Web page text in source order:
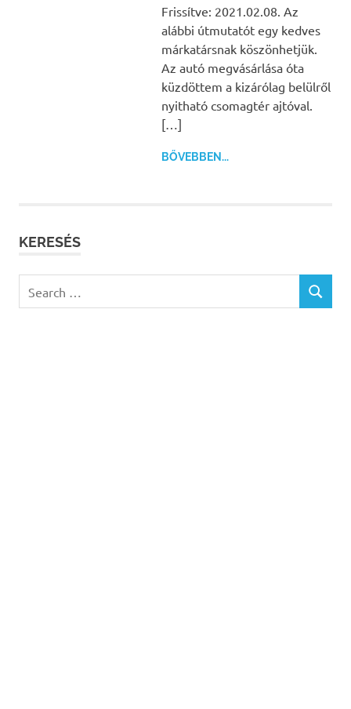
Frissítve: 2021.02.08. Az
alábbi útmutatót egy kedves
márkatársnak köszönhetjük.
Az autó megvásárlása óta
küzdöttem a kizárólag belülről
nyitható csomagtér ajtóval.
[…]
BŐVEBBEN...
KERESÉS
for:
SEARCH